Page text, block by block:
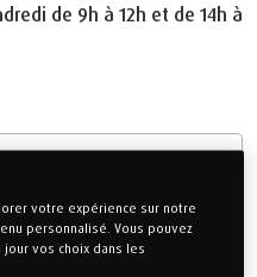
de 9h à 12h et de 14h à
votre expérience sur notre
personnalisé. Vous pouvez
vos choix dans les